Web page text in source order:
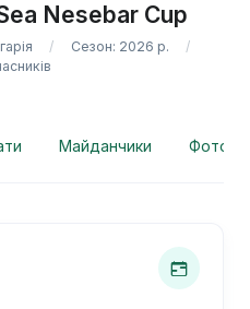
Nesebar Cup
Сезон: 2026 р.
Майданчики